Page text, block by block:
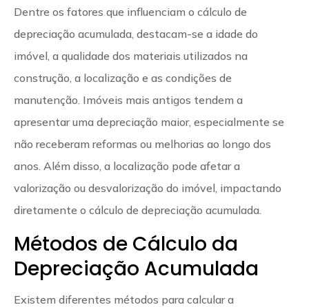
Dentre os fatores que influenciam o cálculo de
depreciação acumulada, destacam-se a idade do
imóvel, a qualidade dos materiais utilizados na
construção, a localização e as condições de
manutenção. Imóveis mais antigos tendem a
apresentar uma depreciação maior, especialmente se
não receberam reformas ou melhorias ao longo dos
anos. Além disso, a localização pode afetar a
valorização ou desvalorização do imóvel, impactando
diretamente o cálculo de depreciação acumulada.
Métodos de Cálculo da
Depreciação Acumulada
Existem diferentes métodos para calcular a